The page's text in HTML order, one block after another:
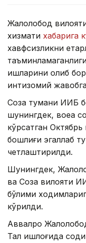
Жалолобод
хизмати хабарига
хавфсизликни
ишларини олиб
интизомий
Созақ тумани ИИБ
шунингдек, воқеа
кўрсатган Октябрь
бошлиғи эгаллаб
четлаштирилди.
Шунингдек,
ва Созақ вилояти
бўлими
кўрилди.
Аввалроқ
Тал қишлоғида